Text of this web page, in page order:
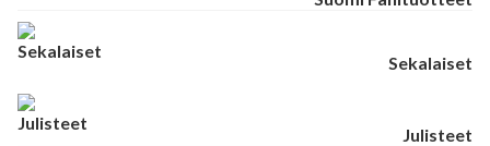
Sekalaiset
Julisteet